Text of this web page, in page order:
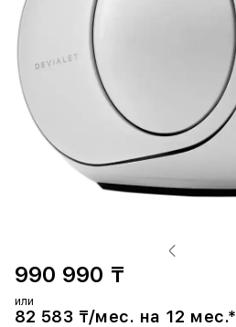
990 990 ₸
или
82 583 ₸/мес. на 12 мес.*